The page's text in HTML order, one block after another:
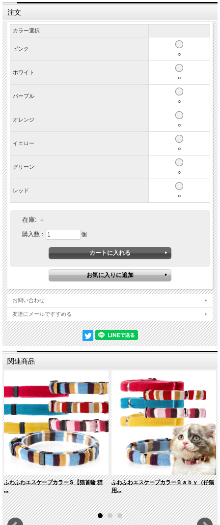
注文
カラー選択
ピンク
○
ホワイト
○
パープル
○
オレンジ
○
イエロー
○
グリーン
○
レッド
○
在庫: －
購入数： 個
お問い合わせ
友達にメールですすめる
関連商品
ふわふわエスケープカラーＳ【猫首輪 猫
...
ふわふわエスケープカラーＢａｂｙ（仔猫
用...